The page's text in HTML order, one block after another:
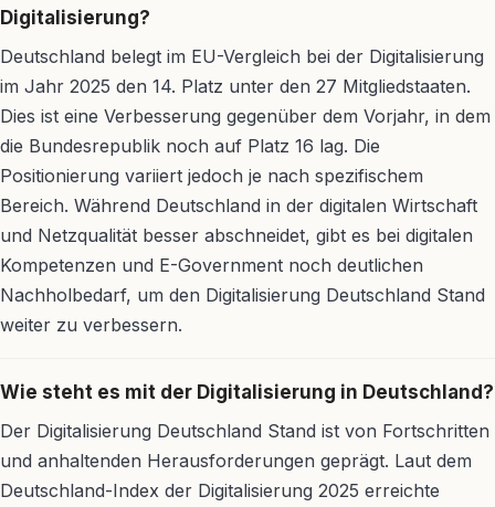
Digitalisierung?
Deutschland belegt im EU-Vergleich bei der Digitalisierung
im Jahr 2025 den 14. Platz unter den 27 Mitgliedstaaten.
Dies ist eine Verbesserung gegenüber dem Vorjahr, in dem
die Bundesrepublik noch auf Platz 16 lag. Die
Positionierung variiert jedoch je nach spezifischem
Bereich. Während Deutschland in der digitalen Wirtschaft
und Netzqualität besser abschneidet, gibt es bei digitalen
Kompetenzen und E-Government noch deutlichen
Nachholbedarf, um den Digitalisierung Deutschland Stand
weiter zu verbessern.
Wie steht es mit der Digitalisierung in Deutschland?
Der Digitalisierung Deutschland Stand ist von Fortschritten
und anhaltenden Herausforderungen geprägt. Laut dem
Deutschland-Index der Digitalisierung 2025 erreichte